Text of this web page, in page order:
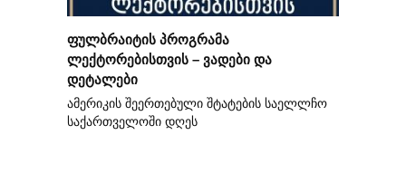
ფულბრაიტის პროგრამა
ლექტორებისთვის – ვადები და
დეტალები
ამერიკის შეერთებული შტატების საელლჩო
საქართველოში დღეს